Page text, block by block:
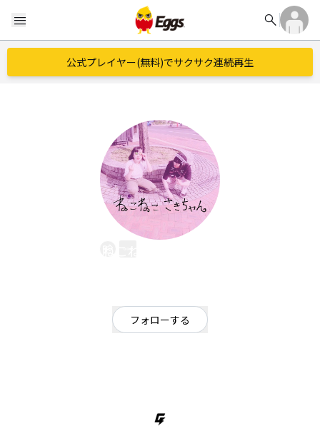
menu search
公式プレイヤー(無料)でサクサク連続再生
フォローする
nekonekosakichan@gmail.com